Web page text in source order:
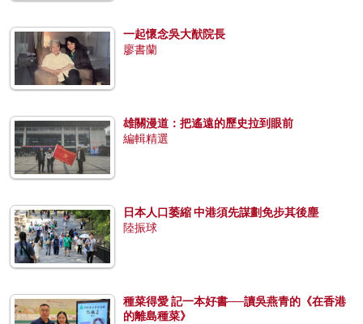
一起懷念吳大猷院長
廖書蘭
雄關漫道：把遙遠的歷史拉到眼前
編輯精選
日本人口萎縮 中港須先謀劃免步其後塵
陸振球
種菜得愛 記一本好書──讀吳燕青的《在香港
的離島種菜》